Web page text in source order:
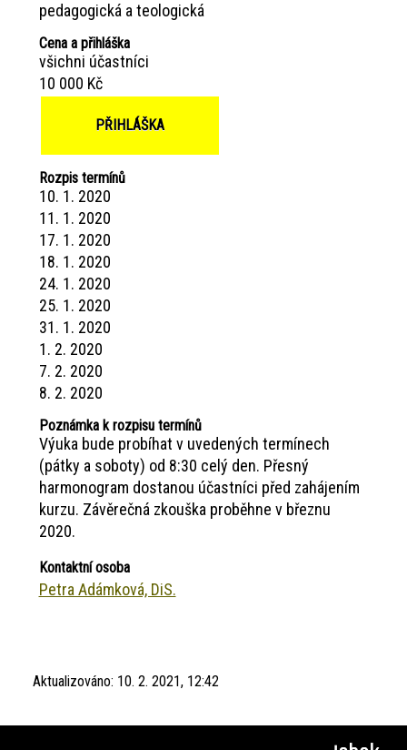
pedagogická a teologická
Cena a přihláška
všichni účastníci
10 000 Kč
PŘIHLÁŠKA
Rozpis termínů
10. 1. 2020
11. 1. 2020
17. 1. 2020
18. 1. 2020
24. 1. 2020
25. 1. 2020
31. 1. 2020
1. 2. 2020
7. 2. 2020
8. 2. 2020
Poznámka k rozpisu termínů
Výuka bude probíhat v uvedených termínech
(pátky a soboty) od 8:30 celý den. Přesný
harmonogram dostanou účastníci před zahájením
kurzu. Závěrečná zkouška proběhne v březnu
2020.
Kontaktní osoba
Petra Adámková, DiS.
Aktualizováno: 10. 2. 2021, 12:42